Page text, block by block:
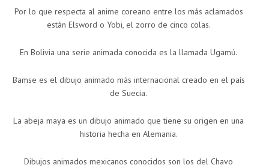
Por lo que respecta al anime coreano entre los más aclamados
están Elsword o Yobi, el zorro de cinco colas.
En Bolivia una serie animada conocida es la llamada Ugamú.
Bamse es el dibujo animado más internacional creado en el país
de Suecia.
La abeja maya es un dibujo animado que tiene su origen en una
historia hecha en Alemania.
Dibujos animados mexicanos conocidos son los del Chavo